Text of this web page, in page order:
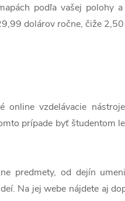
podľa vašej polohy
dolárov ročne, čiže
online vzdelávacie
prípade byť študentom
predmety, od dejín
Na jej webe nájdete aj